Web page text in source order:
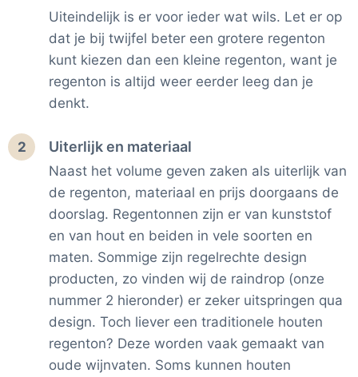
Uiteindelijk is er voor ieder wat wils. Let er op
dat je bij twijfel beter een grotere regenton
kunt kiezen dan een kleine regenton, want je
regenton is altijd weer eerder leeg dan je
denkt.
2 Uiterlijk en materiaal
Naast het volume geven zaken als uiterlijk van
de regenton, materiaal en prijs doorgaans de
doorslag. Regentonnen zijn er van kunststof
en van hout en beiden in vele soorten en
maten. Sommige zijn regelrechte design
producten, zo vinden wij de raindrop (onze
nummer 2 hieronder) er zeker uitspringen qua
design. Toch liever een traditionele houten
regenton? Deze worden vaak gemaakt van
oude wijnvaten. Soms kunnen houten